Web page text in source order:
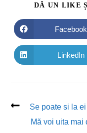
DĂ UN LIKE
Facebook
LinkedIn
Se poate si la ei
Mă voi uita mai